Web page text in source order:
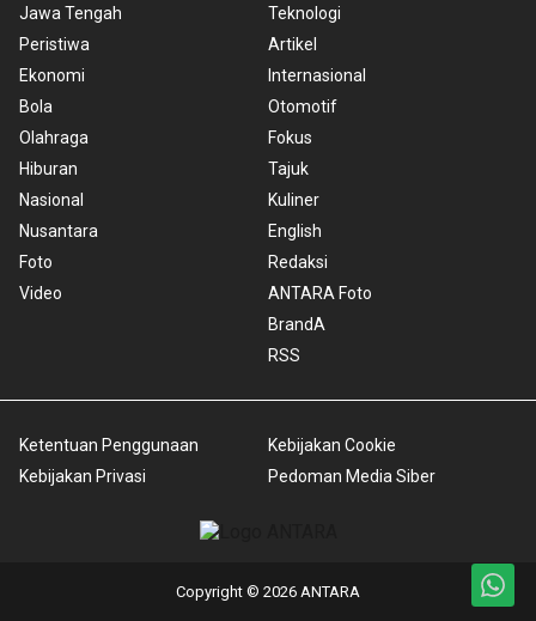
Jawa Tengah
Peristiwa
Ekonomi
Bola
Olahraga
Hiburan
Nasional
Nusantara
Foto
Video
Teknologi
Artikel
Internasional
Otomotif
Fokus
Tajuk
Kuliner
English
Redaksi
ANTARA Foto
BrandA
RSS
Ketentuan Penggunaan
Kebijakan Privasi
Kebijakan Cookie
Pedoman Media Siber
Copyright © 2026 ANTARA